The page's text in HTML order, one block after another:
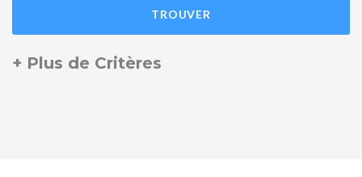
TROUVER
+ Plus de Critères